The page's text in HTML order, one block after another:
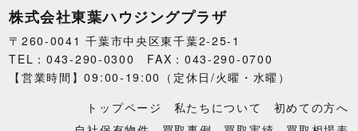
株式会社東葉ハウジングプラザ
〒260-0041 千葉市中央区東千葉2-25-1
TEL：043-290-0300 FAX：043-290-0700
【営業時間】09:00-19:00（定休日/火曜・水曜）
トップページ
私たちについて
初めての方へ